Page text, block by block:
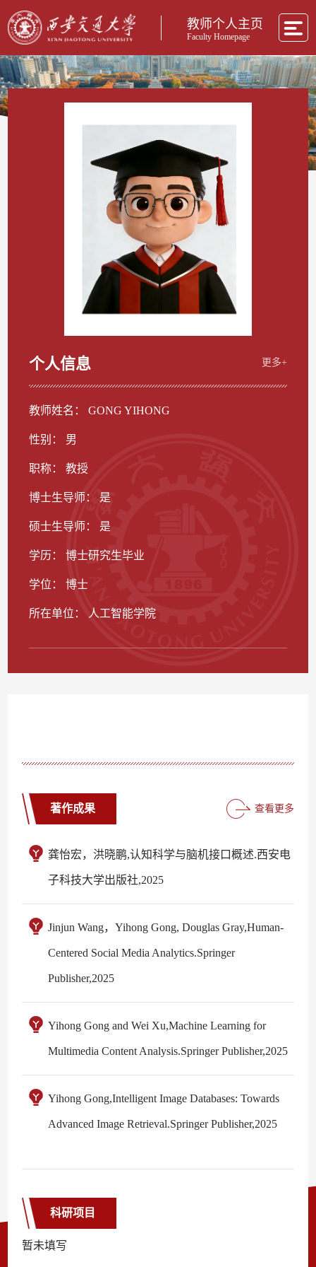
教师个人主页
Faculty Homepage
个人信息 更多+
教师姓名： GONG YIHONG
性别： 男
职称： 教授
博士生导师： 是
硕士生导师： 是
学历： 博士研究生毕业
学位： 博士
所在单位： 人工智能学院
著作成果 查看更多
龚怡宏，洪晓鹏,认知科学与脑机接口概述.西安电
子科技大学出版社,2025
Jinjun Wang，Yihong Gong, Douglas Gray,Human-
Centered Social Media Analytics.Springer
Publisher,2025
Yihong Gong and Wei Xu,Machine Learning for
Multimedia Content Analysis.Springer Publisher,2025
Yihong Gong,Intelligent Image Databases: Towards
Advanced Image Retrieval.Springer Publisher,2025
科研项目
暂未填写